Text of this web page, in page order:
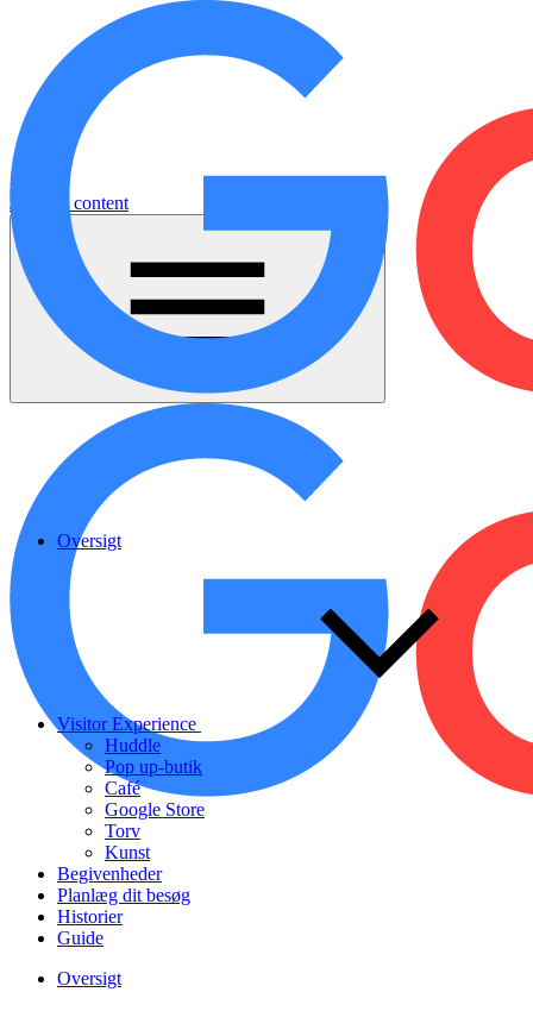
Jump to content
Oversigt
Visitor Experience
Huddle
Pop up-butik
Café
Google Store
Torv
Kunst
Begivenheder
Planlæg dit besøg
Historier
Guide
Oversigt